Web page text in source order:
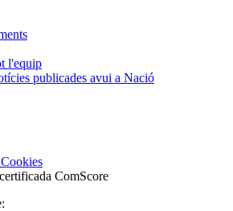
l'equip
publicades avui a Nació
ComScore